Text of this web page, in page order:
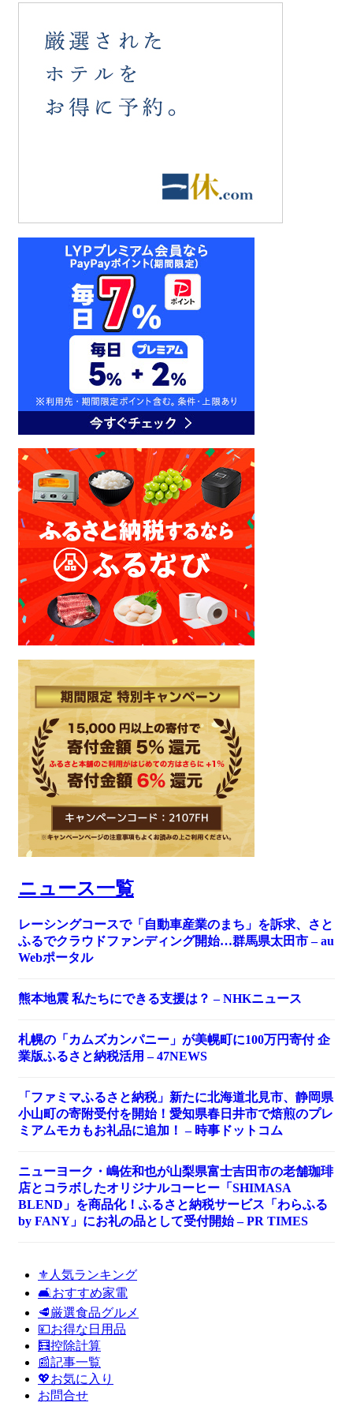
ニュース一覧
レーシングコースで「自動車産業のまち」を訴求、さと
ふるでクラウドファンディング開始…群馬県太田市 – au
Webポータル
熊本地震 私たちにできる支援は？ – NHKニュース
札幌の「カムズカンパニー」が美幌町に100万円寄付 企
業版ふるさと納税活用 – 47NEWS
「ファミマふるさと納税」新たに北海道北見市、静岡県
小山町の寄附受付を開始！愛知県春日井市で焙煎のプレ
ミアムモカもお礼品に追加！ – 時事ドットコム
ニューヨーク・嶋佐和也が山梨県富士吉田市の老舗珈琲
店とコラボしたオリジナルコーヒー「SHIMASA
BLEND」を商品化！ふるさと納税サービス「わらふる
by FANY」にお礼の品として受付開始 – PR TIMES
⚜️人気ランキング
🛋️おすすめ家電
🥩厳選食品グルメ
💴お得な日用品
🧮控除計算
📰記事一覧
💖お気に入り
お問合せ